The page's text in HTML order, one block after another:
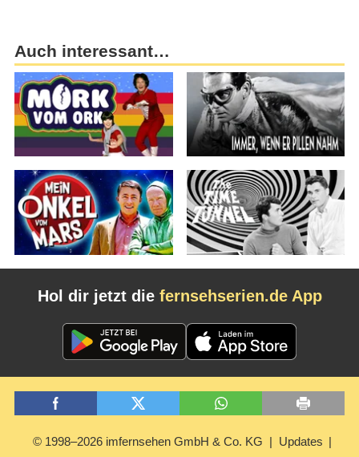
Auch interessant…
Hol dir jetzt die fernsehserien.de App
© 1998–2026 imfernsehen GmbH & Co. KG Updates